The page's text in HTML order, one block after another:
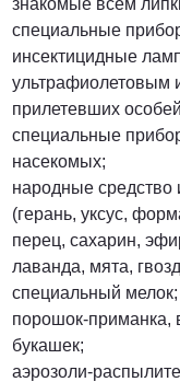
знакомые всем
специальные
инсектицидные
ультрафиолетовым
прилетевших
специальные
насекомых;
народные средство
(герань, уксус,
перец, сахарин,
лаванда, мята,
специальный мелок;
порошок-
букашек;
аэрозоли-